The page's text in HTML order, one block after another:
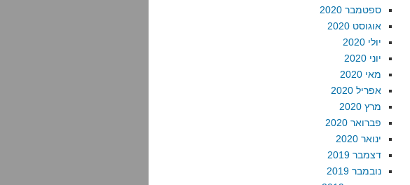
ספטמבר 2020
אוגוסט 2020
יולי 2020
יוני 2020
מאי 2020
אפריל 2020
מרץ 2020
פברואר 2020
ינואר 2020
דצמבר 2019
נובמבר 2019